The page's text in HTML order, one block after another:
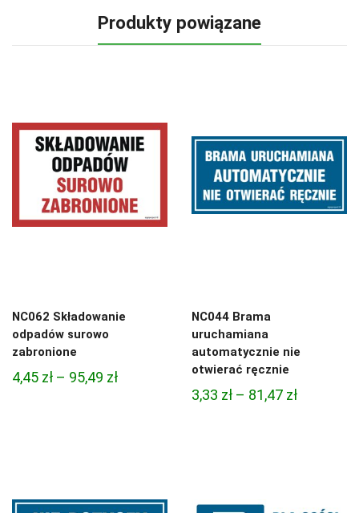
Produkty powiązane
NC062 Składowanie
odpadów surowo
zabronione
4,45 zł – 95,49 złZakres
NC044 Brama
uruchamiana
automatycznie nie
otwierać ręcznie
3,33 zł – 81,47 złZakres